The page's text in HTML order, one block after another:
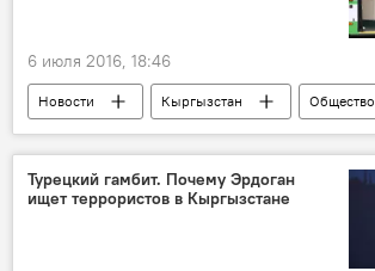
6 июля 2016, 18:46
Новости Кыргызстан
Общество
троллейбус
ремонт маршрут
Турецкий гамбит. Почему Эрдоган
ищет террористов в Кыргызстане